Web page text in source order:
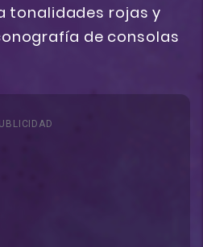
tonalidades rojas y
de consolas